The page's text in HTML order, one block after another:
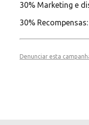
30% Marketing e
30%
Denunciar esta